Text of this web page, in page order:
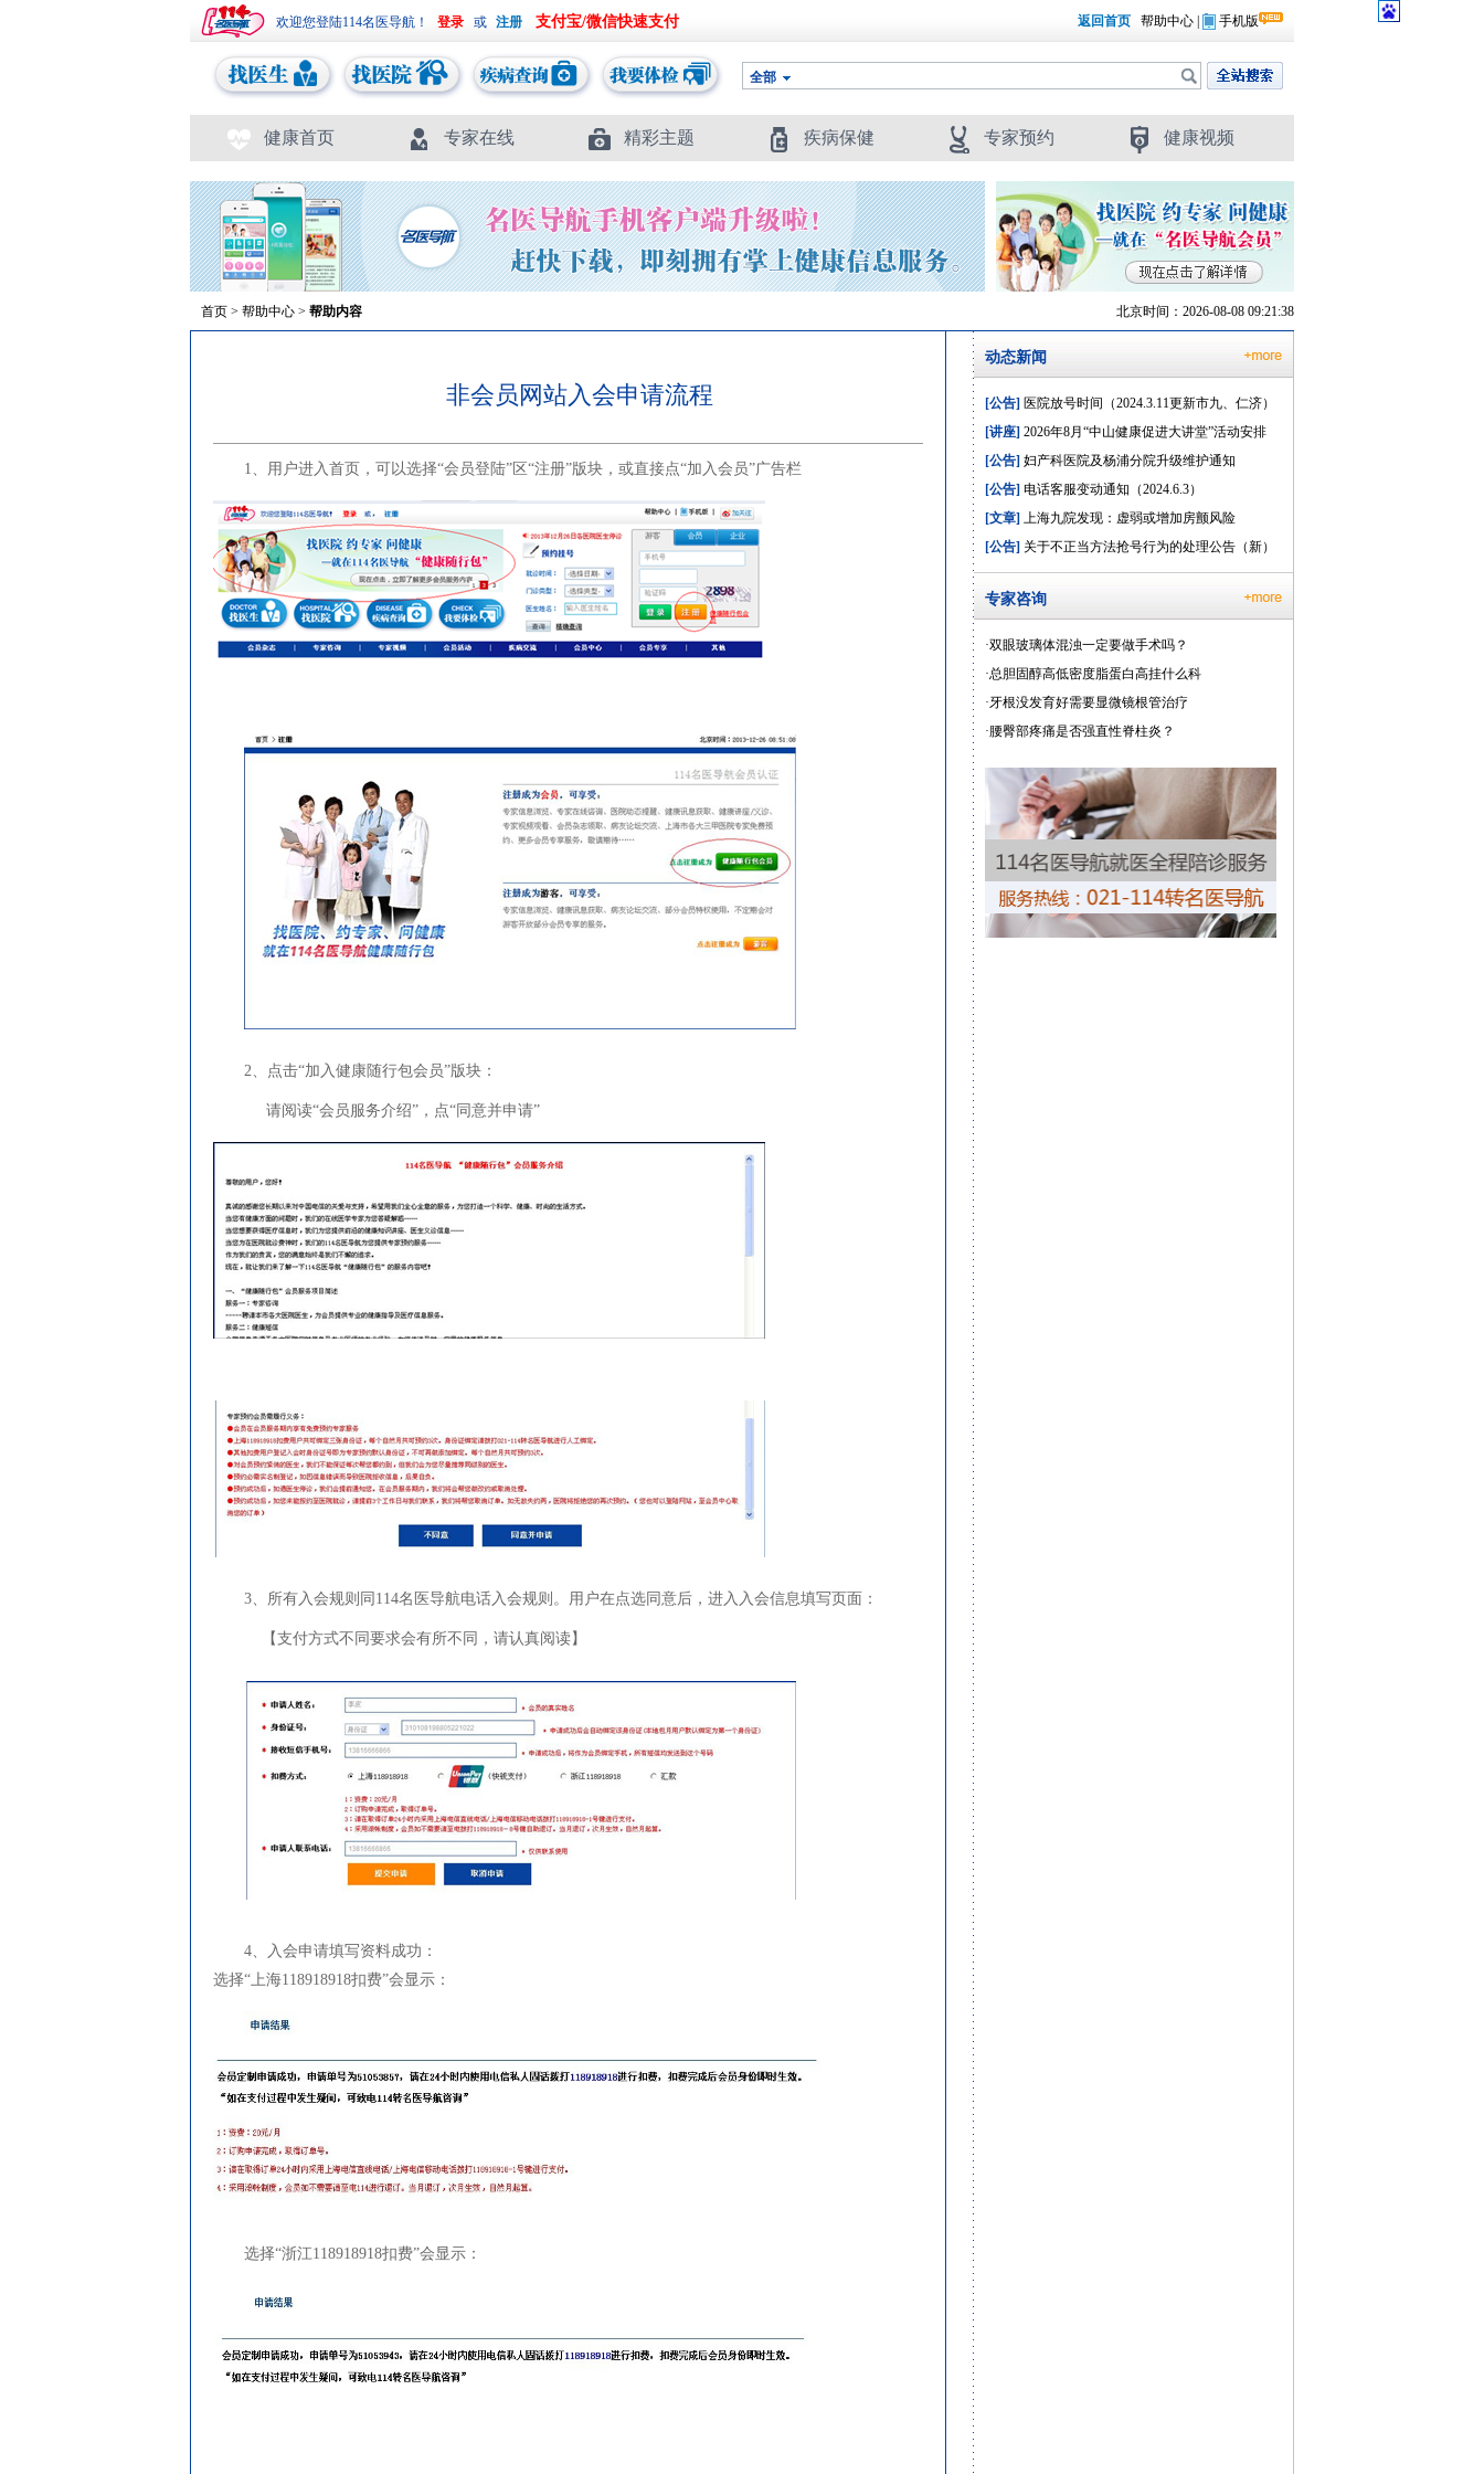
欢迎您登陆114名医导航！ 或 支付宝/微信快速支付 返回首页 帮助中心 手机版
全部
健康首页 专家在线 精彩主题 疾病保健 专家预约 健康视频
首页 > 帮助中心 > 帮助内容 北京时间：2026-08-08 09:21:38
非会员网站入会申请流程
1、用户进入首页，可以选择“会员登陆”区“注册”版块，或直接点“加入会员”广告栏
2、点击“加入健康随行包会员”版块：
请阅读“会员服务介绍”，点“同意并申请”
3、所有入会规则同114名医导航电话入会规则。用户在点选同意后，进入入会信息填写页面：
【支付方式不同要求会有所不同，请认真阅读】
4、入会申请填写资料成功：
选择“上海118918918扣费”会显示：
选择“浙江118918918扣费”会显示：
动态新闻
[公告] 医院放号时间（2024.3.11更新市九、仁济）
[讲座] 2026年8月“中山健康促进大讲堂”活动安排
[公告] 妇产科医院及杨浦分院升级维护通知
[公告] 电话客服变动通知（2024.6.3）
[文章] 上海九院发现：虚弱或增加房颤风险
[公告] 关于不正当方法抢号行为的处理公告（新）
专家咨询
·双眼玻璃体混浊一定要做手术吗？
·总胆固醇高低密度脂蛋白高挂什么科
·牙根没发育好需要显微镜根管治疗
· 腰臀部疼痛是否强直性脊柱炎？